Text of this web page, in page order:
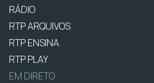
RÁDIO
RTP ARQUIVOS
RTP ENSINA
RTP PLAY
EM DIRETO